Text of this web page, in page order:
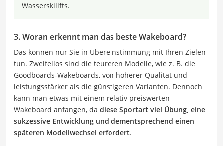
Wasserskilifts.
3. Woran erkennt man das beste Wakeboard?
Das können nur Sie in Übereinstimmung mit Ihren Zielen
tun. Zweifellos sind die teureren Modelle, wie z. B. die
Goodboards-Wakeboards, von höherer Qualität und
leistungsstärker als die günstigeren Varianten. Dennoch
kann man etwas mit einem relativ preiswerten
Wakeboard anfangen, da diese Sportart viel Übung, eine
sukzessive Entwicklung und dementsprechend einen
späteren Modellwechsel erfordert.